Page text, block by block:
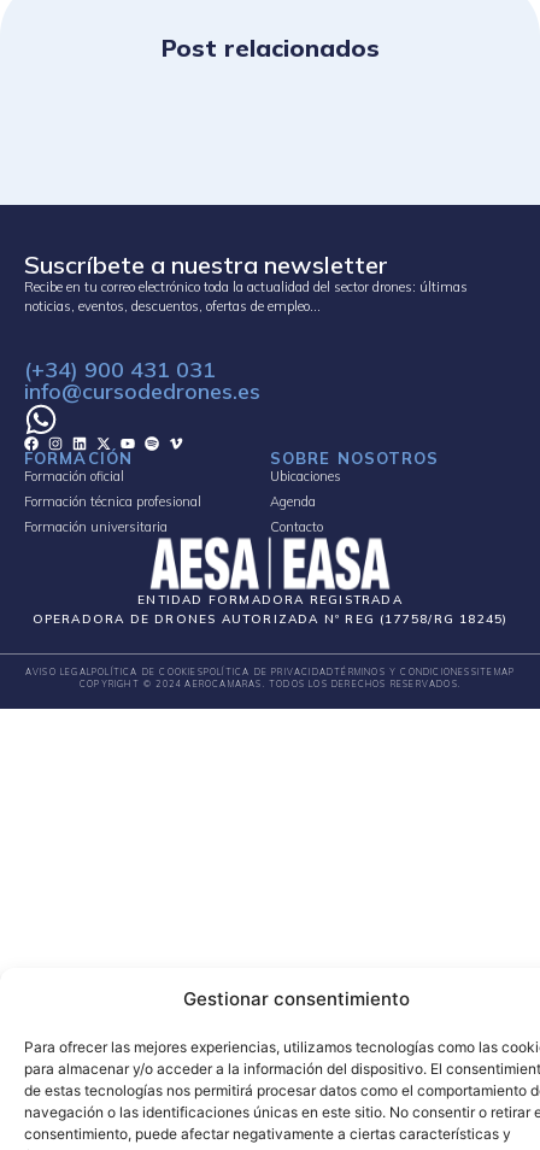
Gestionar consentimiento
Para ofrecer las mejores experiencias, utilizamos tecnologías como las
para almacenar y/o acceder a la información del dispositivo. El
de estas tecnologías nos permitirá procesar datos como el comportamiento
navegación o las identificaciones únicas en este sitio. No consentir o retirar
consentimiento, puede afectar negativamente a ciertas características y
Post relacionados
Suscríbete a nuestra newsletter
Recibe en tu correo electrónico toda la actualidad del sector drones: últimas
noticias, eventos, descuentos, ofertas de empleo…
(+34) 900 431 031
info@cursodedrones.es
FORMACIÓN
Formación oficial
Formación técnica profesional
Formación universitaria
SOBRE NOSOTROS
Ubicaciones
Agenda
Contacto
ENTIDAD FORMADORA REGISTRADA
OPERADORA DE DRONES AUTORIZADA Nº REG (17758/RG 18245)
COPYRIGHT © 2024 AEROCAMARAS. TODOS LOS DERECHOS RESERVADOS.
AVISO LEGALPOLÍTICA DE COOKIESPOLÍTICA DE PRIVACIDADTÉRMINOS Y CONDICIONES SITEMAP